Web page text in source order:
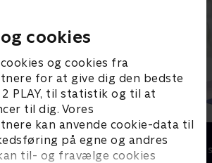
cookies
og cookies fra
for at give dig den bedste
2 PLAY, til statistik og til at
til dig. Vores
kan anvende cookie-data til
på egne og andres
til- og fravælge cookies
Pingu
Børneserier • 6